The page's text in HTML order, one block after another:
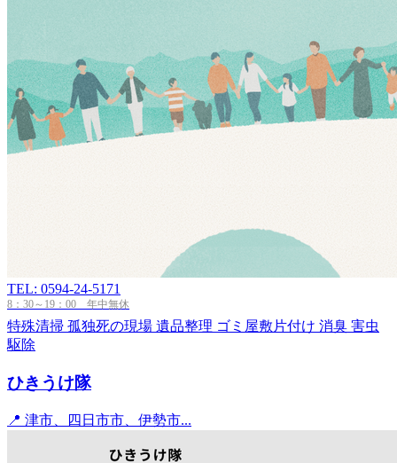
TEL: 0594-24-5171
8：30～19：00 年中無休
特殊清掃 孤独死の現場 遺品整理 ゴミ屋敷片付け 消臭 害虫
駆除
ひきうけ隊
📍 津市、四日市市、伊勢市...